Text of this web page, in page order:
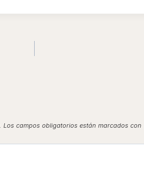
Los campos obligatorios están marcados con